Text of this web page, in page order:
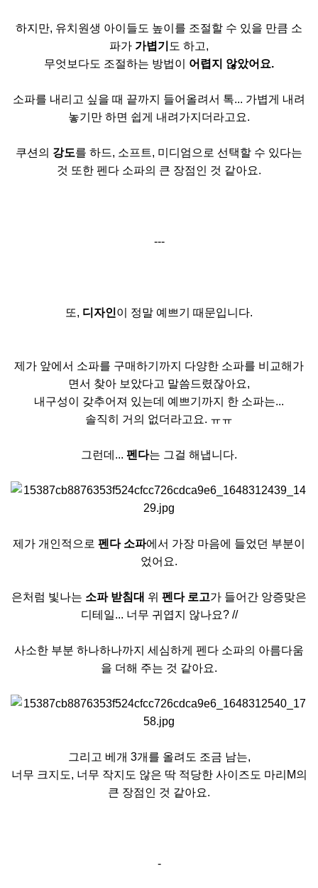
하지만, 유치원생 아이들도 높이를 조절할 수 있을 만큼 소
파가 가볍기 도 하고,
무엇보다도 조절하는 방법이 어렵지 않았어요.
소파를 내리고 싶을 때 끝까지 들어올려서 톡... 가볍게 내려
놓기만 하면 쉽게 내려가지더라고요.
쿠션의 강도를 하드, 소프트, 미디엄으로 선택할 수 있다는
것 또한 펜다 소파의 큰 장점인 것 같아요.
---
또, 디자인이 정말 예쁘기 때문입니다.
제가 앞에서 소파를 구매하기까지 다양한 소파를 비교해가
면서 찾아 보았다고 말씀드렸잖아요,
내구성이 갖추어져 있는데 예쁘기까지 한 소파는...
솔직히 거의 없더라고요. ㅠㅠ
그런데... 펜다는 그걸 해냅니다.
제가 개인적으로 펜다 소파에서 가장 마음에 들었던 부분이
었어요.
은처럼 빛나는 소파 받침대 위 펜다 로고가 들어간 앙증맞은
디테일... 너무 귀엽지 않나요? //
사소한 부분 하나하나까지 세심하게 펜다 소파의 아름다움
을 더해 주는 것 같아요.
그리고 베개 3개를 올려도 조금 남는,
너무 크지도, 너무 작지도 않은 딱 적당한 사이즈도 마리M의
큰 장점인 것 같아요.
-